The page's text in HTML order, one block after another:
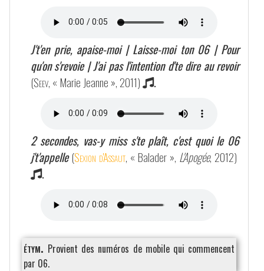
J't'en prie, apaise-moi | Laisse-moi ton 06 | Pour
qu'on s'revoie | J'ai pas l'intention d'te dire au revoir
(Seev, « Marie Jeanne », 2011) .
2 secondes, vas-y miss s'te plaît, c'est quoi le 06
j't'appelle (Sexion d'Assaut, « Balader », L'Apogée, 2012)
.
étym. Provient des numéros de mobile qui commencent
par 06.